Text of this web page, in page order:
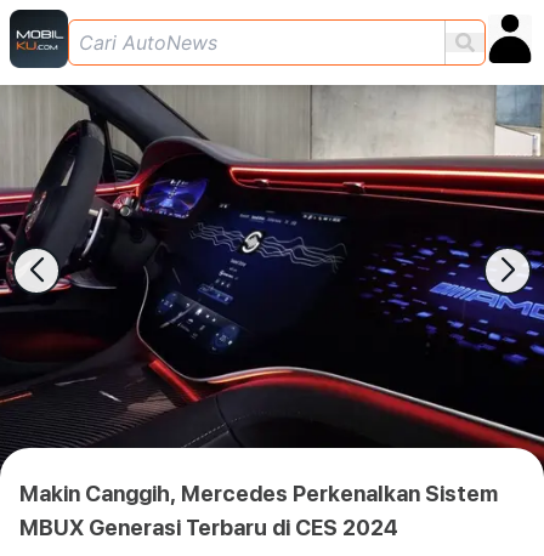
Makin Canggih, Mercedes Perkenalkan Sistem
MBUX Generasi Terbaru di CES 2024